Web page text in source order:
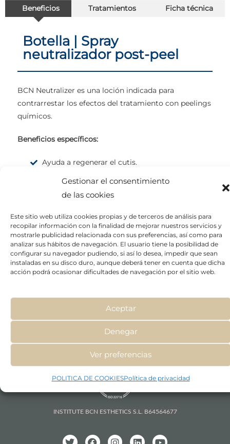
Gestionar el consentimiento
de las cookies
Este sitio web utiliza cookies propias y de terceros de análisis para
recopilar información con la finalidad de mejorar nuestros servicios y
mostrarle publicidad relacionada con sus preferencias, así como para
analizar sus hábitos de navegación. El usuario tiene la posibilidad de
configurar su navegador pudiendo, si así lo desea, impedir que sean
instaladas en su disco duro, aunque deberá tener en cuenta que dicha
acción podrá ocasionar dificultades de navegación por el sitio web.
Aceptar
Denegar
Ver preferencias
POLITICA DE COOKIESPolítica de privacidad
Beneficios Tratamientos Ficha técnica
Botella | Spray
neutralizador post-peel
BCN Neutralizer es una loción indicada para
contrarrestar los efectos del tratamiento con peelings
químicos.
Beneficios específicos:
Ayuda a regenerar el cutis.
INSTITUTE BCN ESTHETICS S.L. B64564677